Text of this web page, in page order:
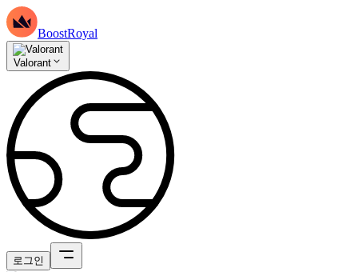
BoostRoyal
Valorant
로그인